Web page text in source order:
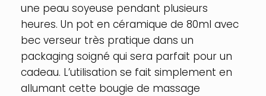
une peau soyeuse pendant plusieurs
heures. Un pot en céramique de 80ml avec
bec verseur très pratique dans un
packaging soigné qui sera parfait pour un
cadeau. L’utilisation se fait simplement en
allumant cette bougie de massage